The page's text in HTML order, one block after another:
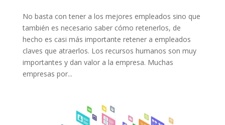
No basta con tener a los mejores empleados sino que
también es necesario saber cómo retenerlos, de
hecho es casi más importante retener a empleados
claves que atraerlos. Los recursos humanos son muy
importantes y dan valor a la empresa. Muchas
empresas por...